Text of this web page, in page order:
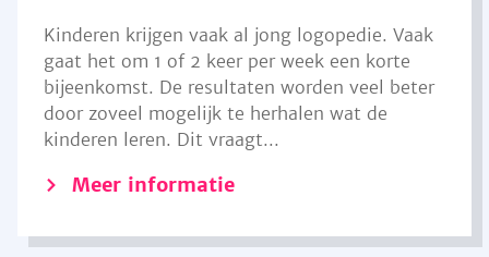
Kinderen krijgen vaak al jong logopedie. Vaak
gaat het om 1 of 2 keer per week een korte
bijeenkomst. De resultaten worden veel beter
door zoveel mogelijk te herhalen wat de
kinderen leren. Dit vraagt...
Meer informatie